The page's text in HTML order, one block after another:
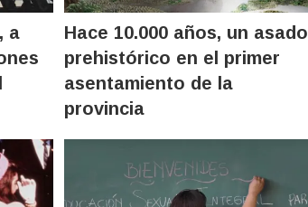
a
Hace 10.000 años, un asado
prehistórico en el primer
asentamiento de la
provincia